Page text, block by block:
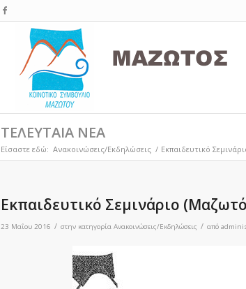
ΤΕΛΕΥΤΑΙΑ ΝΕΑ
Είσαστε εδώ: Ανακοινώσεις/Εκδηλώσεις / Εκπαιδευτικό
Εκπαιδευτικό Σεμινάριο
23 Μαΐου 2016 / στην κατηγορία Ανακοινώσεις/Εκδηλώσεις / από